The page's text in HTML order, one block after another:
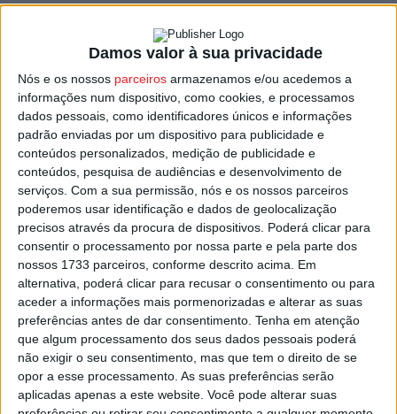
Damos valor à sua privacidade
Nós e os nossos parceiros armazenamos e/ou acedemos a
informações num dispositivo, como cookies, e processamos
dados pessoais, como identificadores únicos e informações
padrão enviadas por um dispositivo para publicidade e
conteúdos personalizados, medição de publicidade e
conteúdos, pesquisa de audiências e desenvolvimento de
serviços. Com a sua permissão, nós e os nossos parceiros
poderemos usar identificação e dados de geolocalização
precisos através da procura de dispositivos. Poderá clicar para
consentir o processamento por nossa parte e pela parte dos
nossos 1733 parceiros, conforme descrito acima. Em
alternativa, poderá clicar para recusar o consentimento ou para
aceder a informações mais pormenorizadas e alterar as suas
preferências antes de dar consentimento. Tenha em atenção
que algum processamento dos seus dados pessoais poderá
não exigir o seu consentimento, mas que tem o direito de se
opor a esse processamento. As suas preferências serão
aplicadas apenas a este website. Você pode alterar suas
Pedro varela, aos 19.
No segundo tempo, Bartolomeu Borges fez o 3-1, aos 27,
e três minutos volvidos Nuno Padilha fez o seu segundo
da tarde e colocou o marcado em 4-1, à passagem do
minuto 30.
O São Martinho de Mouros não tirou o pé do acelerador e
marcou por mais três vezes, por Ricardo Martins (33),
Fernando Leal (34) e João Ferreira (36) e o melhor que o
Pedreles conseguiu foi reduzir para 2-7 aos 39 minutos
por intermédio de Paulo Ferreira.
A formação e Resende irá agora disputar a Taça Nacional
de Futsal como representante da AF Viseu, integrando o
Grupo B com as formações doLeixões,Santa Isabele
Mêda .